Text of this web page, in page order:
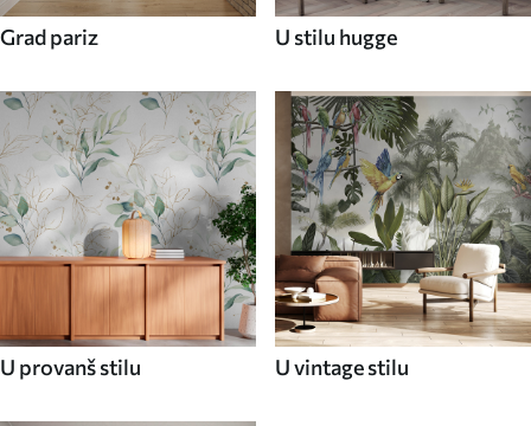
Grad pariz U stilu hugge
U provanš stilu U vintage stilu